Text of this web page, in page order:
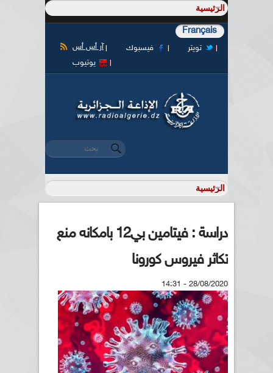
Français
آر أس أس فيسبوك
تويتر
يوتيوب
استمارة البحث
‏بحث ‏
دراسة : فيتامين بي12 بامكانه منع
تكاثر فيروس كورونا
28/08/2020 - 14:31